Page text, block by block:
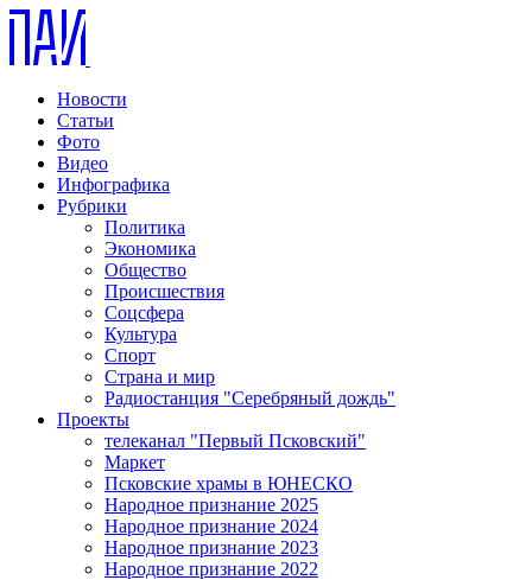
Новости
Статьи
Фото
Видео
Инфографика
Рубрики
Политика
Экономика
Общество
Происшествия
Соцсфера
Культура
Спорт
Страна и мир
Радиостанция "Серебряный дождь"
Проекты
телеканал "Первый Псковский"
Маркет
Псковские храмы в ЮНЕСКО
Народное признание 2025
Народное признание 2024
Народное признание 2023
Народное признание 2022